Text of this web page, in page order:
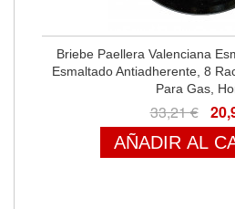
Briebe Paellera Valenciana
Esmaltado Antiadherente, 8
Para Gas,
33,21 €
AÑADIR AL